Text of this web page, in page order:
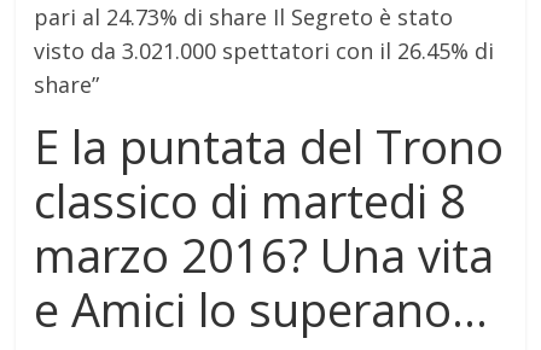
pari al 24.73% di share Il Segreto è stato
visto da 3.021.000 spettatori con il 26.45% di
share”
E la puntata del Trono
classico di martedi 8
marzo 2016? Una vita
e Amici lo superano…